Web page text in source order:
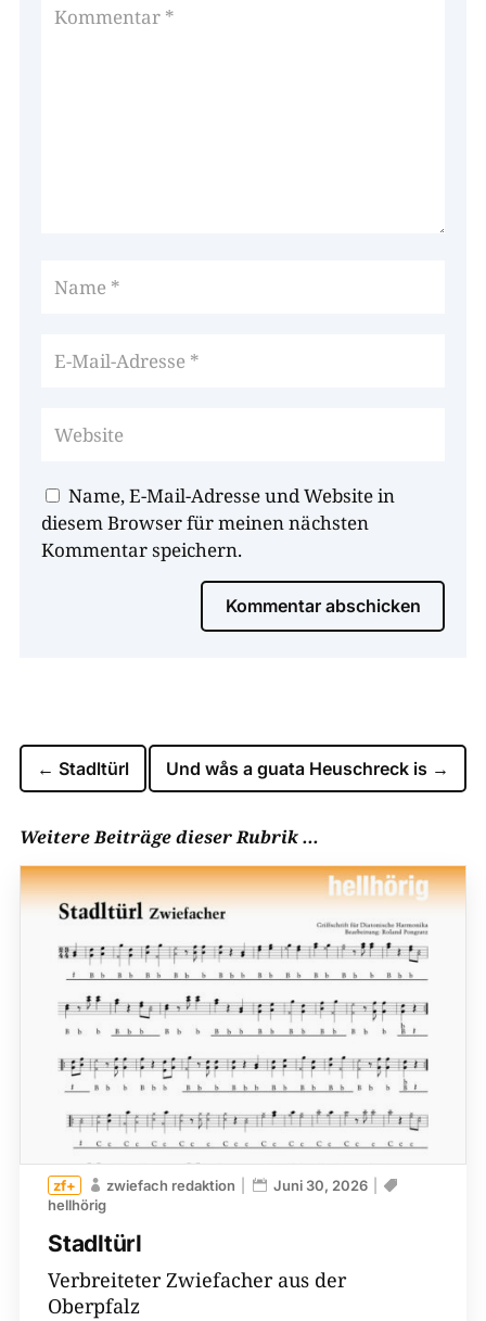
Name, E-Mail-Adresse und Website in
diesem Browser für meinen nächsten
Kommentar speichern.
Kommentar abschicken
← Stadltürl Und wås a guata Heuschreck is →
Weitere Beiträge dieser Rubrik ...
Stadltürl
zwiefach redaktion
Juni 30, 2026
hellhörig
Verbreiteter Zwiefacher aus der
Oberpfalz